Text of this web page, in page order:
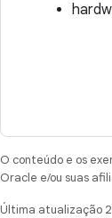
O conteúdo e os
Oracle e/ou suas
Última atualização